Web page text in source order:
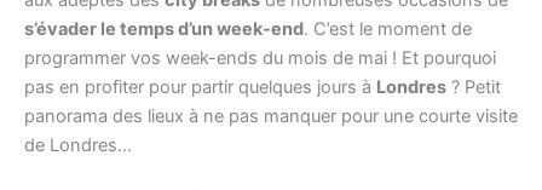
s’évader le temps d’un week-end. C’est le moment de
programmer vos week-ends du mois de mai ! Et pourquoi
pas en profiter pour partir quelques jours à Londres ? Petit
panorama des lieux à ne pas manquer pour une courte visite
de Londres…